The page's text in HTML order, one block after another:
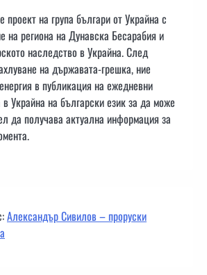
проект на група българи от Украйна с
на региона на Дунавска Бесарабия и
наследство в Украйна. След
на държавата-грешка, ние
в публикация на ежедневни
в Украйна на български език за да може
да получава актуална информация за
Александър Сивилов – проруски